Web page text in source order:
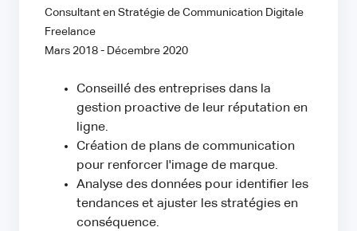
Consultant en Stratégie de Communication Digitale
Freelance
Mars 2018 - Décembre 2020
Conseillé des entreprises dans la
gestion proactive de leur réputation en
ligne.
Création de plans de communication
pour renforcer l'image de marque.
Analyse des données pour identifier les
tendances et ajuster les stratégies en
conséquence.